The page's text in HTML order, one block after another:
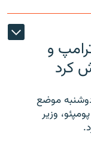
و
کرد
دوشنبه موضع
وزیر